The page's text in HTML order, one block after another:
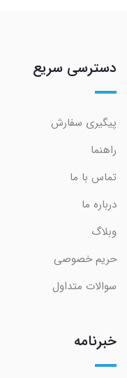
دسترسی سریع
پیگیری سفارش
راهنما
تماس با ما
درباره ما
وبلاگ
حریم خصوصی
سوالات متداول
خبرنامه